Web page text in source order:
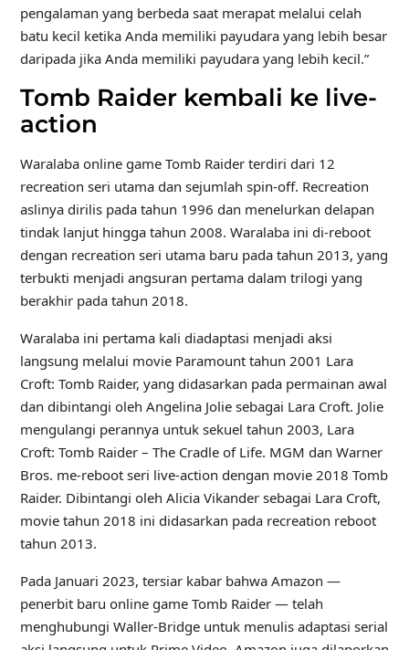
pengalaman yang berbeda saat merapat melalui celah
batu kecil ketika Anda memiliki payudara yang lebih besar
daripada jika Anda memiliki payudara yang lebih kecil.”
Tomb Raider kembali ke live-
action
Waralaba online game Tomb Raider terdiri dari 12
recreation seri utama dan sejumlah spin-off. Recreation
aslinya dirilis pada tahun 1996 dan menelurkan delapan
tindak lanjut hingga tahun 2008. Waralaba ini di-reboot
dengan recreation seri utama baru pada tahun 2013, yang
terbukti menjadi angsuran pertama dalam trilogi yang
berakhir pada tahun 2018.
Waralaba ini pertama kali diadaptasi menjadi aksi
langsung melalui movie Paramount tahun 2001 Lara
Croft: Tomb Raider, yang didasarkan pada permainan awal
dan dibintangi oleh Angelina Jolie sebagai Lara Croft. Jolie
mengulangi perannya untuk sekuel tahun 2003, Lara
Croft: Tomb Raider – The Cradle of Life. MGM dan Warner
Bros. me-reboot seri live-action dengan movie 2018 Tomb
Raider. Dibintangi oleh Alicia Vikander sebagai Lara Croft,
movie tahun 2018 ini didasarkan pada recreation reboot
tahun 2013.
Pada Januari 2023, tersiar kabar bahwa Amazon —
penerbit baru online game Tomb Raider — telah
menghubungi Waller-Bridge untuk menulis adaptasi serial